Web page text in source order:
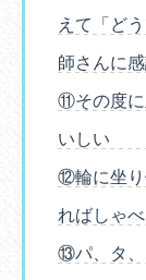
えて「ど
師さんに
⑪その度に
いしい
⑫輪に坐り
ればしゃ
⑬パ、タ、